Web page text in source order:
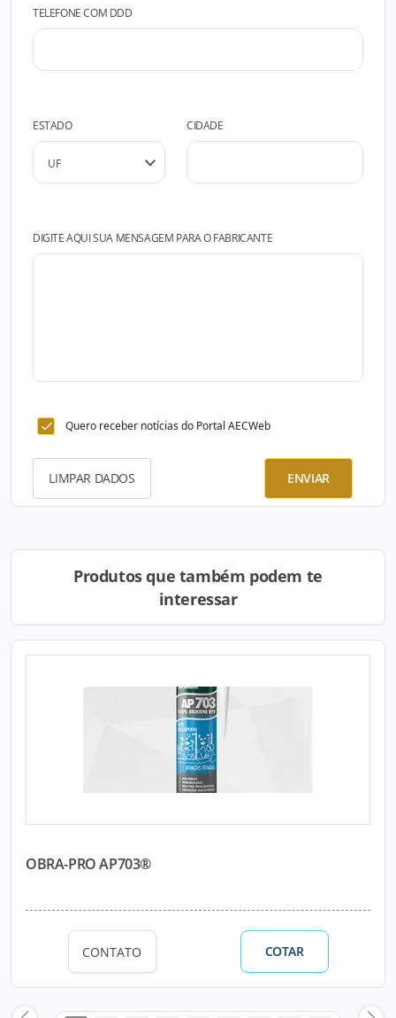
TELEFONE COM DDD
ESTADO CIDADE
DIGITE AQUI SUA MENSAGEM PARA O FABRICANTE
Quero receber notícias do Portal AECWeb
LIMPAR DADOS ENVIAR
Produtos que também podem te
interessar
OBRA-PRO AP703®
CONTATO COTAR